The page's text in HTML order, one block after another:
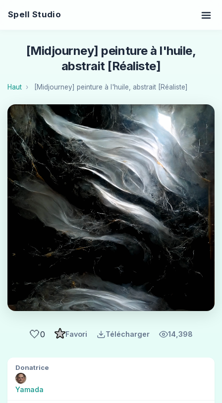
Spell Studio
[Midjourney] peinture à l'huile,
abstrait [Réaliste]
Haut [Midjourney] peinture à l'huile, abstrait [Réaliste]
🤍0 Favori Télécharger 14,398
Donatrice
Yamada